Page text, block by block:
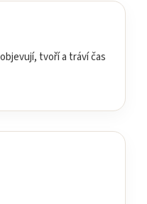
tvoří a tráví čas